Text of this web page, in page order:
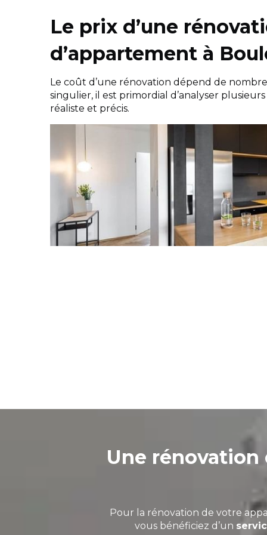
Le prix d’une
d’appartement à
Le coût d’une rénovation dépend de
singulier, il est primordial d’analyser
réaliste et précis.
Une
Pour la rénovation de votre
vous bénéficiez d’un